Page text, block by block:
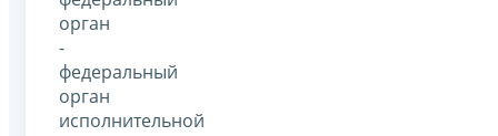
орган
-
федеральный
орган
исполнительной